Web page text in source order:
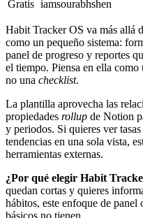
Gratis iamsourabhshen
Habit Tracker OS va más allá
como un pequeño sistema:
panel de progreso y reportes
el tiempo. Piensa en ella como
no una checklist.
La plantilla aprovecha las
propiedades rollup de Notion
y periodos. Si quieres ver
tendencias en una sola vista,
herramientas externas.
¿Por qué elegir Habit
quedan cortas y quieres
hábitos, este enfoque de panel